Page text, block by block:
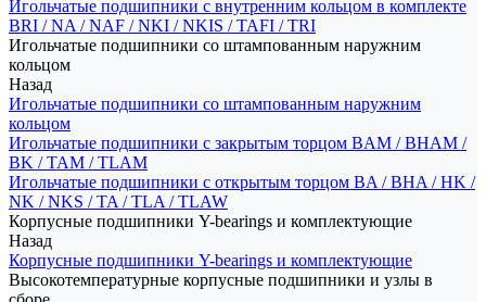
Игольчатые подшипники с внутренним кольцом в комплекте
BRI / NA / NAF / NKI / NKIS / TAFI / TRI
Игольчатые подшипники со штампованным наружним
кольцом
Назад
Игольчатые подшипники со штампованным наружним
кольцом
Игольчатые подшипники с закрытым торцом BAM / BHAM /
BK / TAM / TLAM
Игольчатые подшипники с открытым торцом BA / BHA / HK /
NK / NKS / TA / TLA / TLAW
Корпусные подшипники Y-bearings и комплектующие
Назад
Корпусные подшипники Y-bearings и комплектующие
Высокотемпературные корпусные подшипники и узлы в